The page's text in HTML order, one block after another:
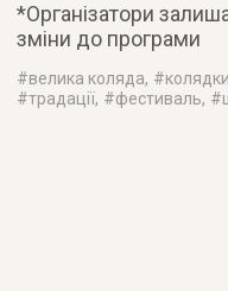
*Організатори
зміни до програми
#велика коляда, #колядки
#традації, #фестиваль, #